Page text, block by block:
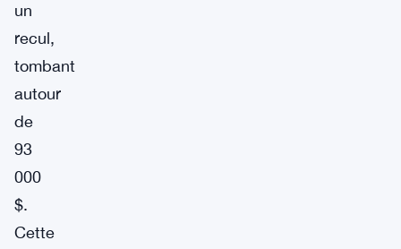
un
recul,
tombant
autour
de
93
000
$.
Cette